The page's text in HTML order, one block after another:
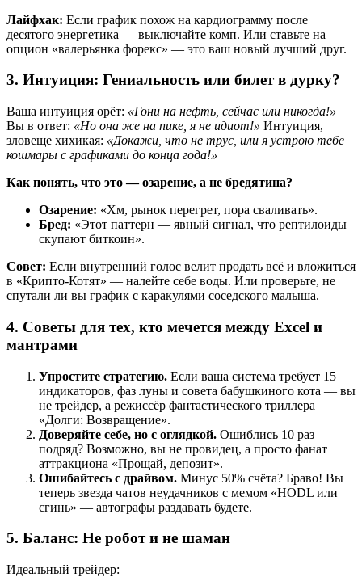
Лайфхак: Если график похож на кардиограмму после
десятого энергетика — выключайте комп. Или ставьте на
опцион «валерьянка форекс» — это ваш новый лучший друг.
3. Интуиция: Гениальность или билет в дурку?
Ваша интуиция орёт: «Гони на нефть, сейчас или никогда!»
Вы в ответ: «Но она же на пике, я не идиот!» Интуиция,
зловеще хихикая: «Докажи, что не трус, или я устрою тебе
кошмары с графиками до конца года!»
Как понять, что это — озарение, а не бредятина?
Озарение: «Хм, рынок перегрет, пора сваливать».
Бред: «Этот паттерн — явный сигнал, что рептилоиды
скупают биткоин».
Совет: Если внутренний голос велит продать всё и вложиться
в «Крипто-Котят» — налейте себе воды. Или проверьте, не
спутали ли вы график с каракулями соседского малыша.
4. Советы для тех, кто мечется между Excel и
мантрами
Упростите стратегию. Если ваша система требует 15
индикаторов, фаз луны и совета бабушкиного кота — вы
не трейдер, а режиссёр фантастического триллера
«Долги: Возвращение».
Доверяйте себе, но с оглядкой. Ошиблись 10 раз
подряд? Возможно, вы не провидец, а просто фанат
аттракциона «Прощай, депозит».
Ошибайтесь с драйвом. Минус 50% счёта? Браво! Вы
теперь звезда чатов неудачников с мемом «HODL или
сгинь» — автографы раздавать будете.
5. Баланс: Не робот и не шаман
Идеальный трейдер: